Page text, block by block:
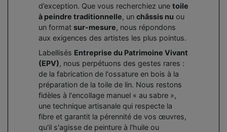
d’exception. Que vous recherchiez une toile
à peindre traditionnelle, un châssis nu ou
un format sur-mesure, nous répondons
aux exigences des artistes les plus pointus.
Labellisés Entreprise du Patrimoine Vivant
(EPV), nous perpétuons des gestes rares :
de la fabrication de l'ossature en bois à la
préparation de la toile de lin. Nous restons
fidèles à l'encollage manuel « au sabre »,
une technique artisanale qui respecte la
fibre et garantit la pérennité de vos œuvres,
qu'il s'agisse de peinture à l'huile ou